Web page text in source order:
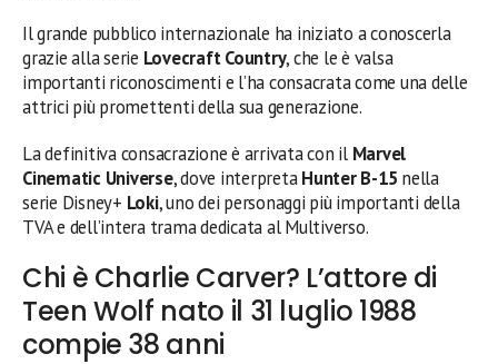
Il grande pubblico internazionale ha iniziato a conoscerla
grazie alla serie Lovecraft Country, che le è valsa
importanti riconoscimenti e l’ha consacrata come una delle
attrici più promettenti della sua generazione.
La definitiva consacrazione è arrivata con il Marvel
Cinematic Universe, dove interpretaHunter B-15 nella
serie Disney+ Loki, uno dei personaggi più importanti della
TVA e dell’intera trama dedicata al Multiverso.
Chi è Charlie Carver? L’attore di
Teen Wolf nato il 31 luglio 1988
compie 38 anni